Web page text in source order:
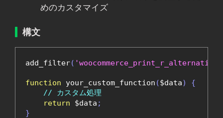
めのカスタマイズ
構文
add_filter(
function your_custom_function ($data)
{
// カスタム処理
return $data ;
}